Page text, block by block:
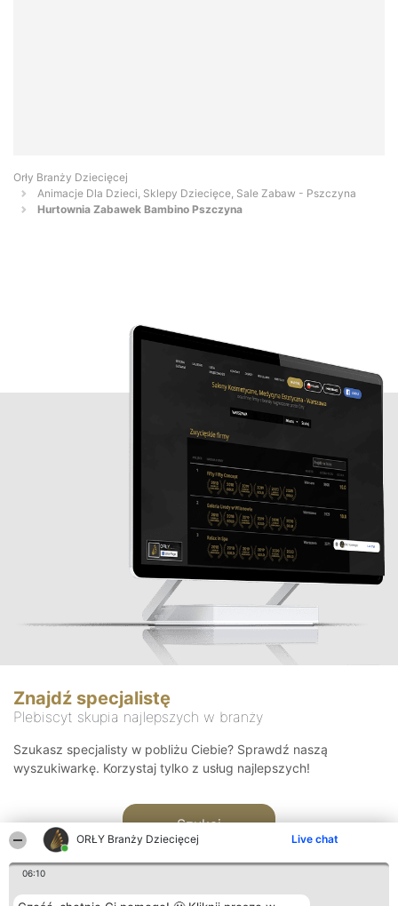
ORŁY Branży Dziecięcej Live chat
06:10
Orły Branży Dziecięcej
Animacje Dla Dzieci, Sklepy Dziecięce, Sale Zabaw - Pszczyna
Hurtownia Zabawek Bambino Pszczyna
Znajdź specjalistę
Plebiscyt skupia najlepszych w branży
Szukasz specjalisty w pobliżu Ciebie? Sprawdź naszą
wyszukiwarkę. Korzystaj tylko z usług najlepszych!
Szukaj